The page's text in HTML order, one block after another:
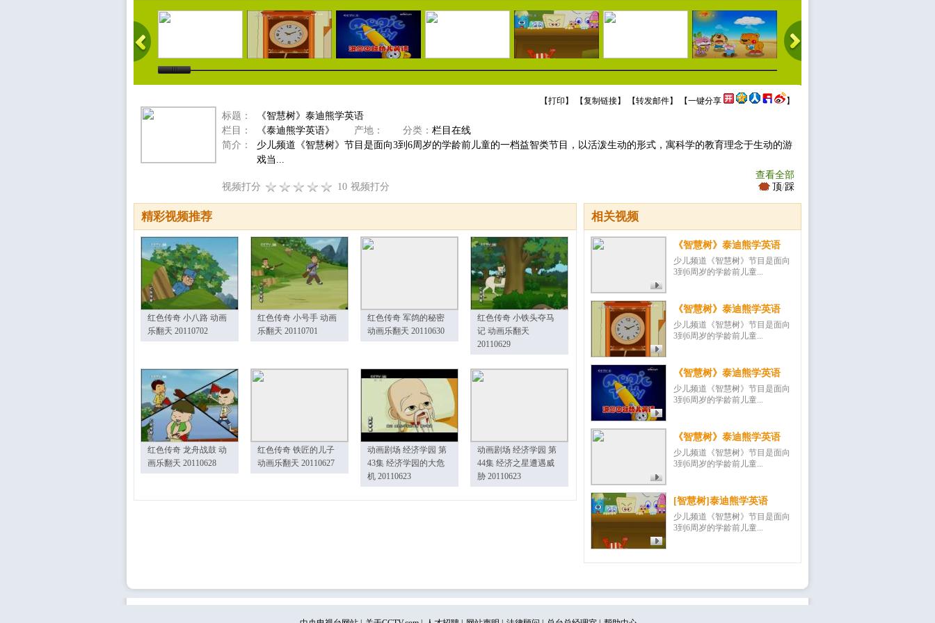
【打印 】 【复制链接】 【转发邮件】 【一键分享 】
标题：
《智慧树》泰迪熊学英语
栏目：
《泰迪熊学英语》 产地： 分类： 栏目在线
简介：
少儿频道《智慧树》节目是面向3到6周岁的学龄前儿童的一档益智类节目，以活泼生动的形式，寓科学的教育理念于生动的游
戏当...
查看全部
视频打分
10 视频打分 顶/踩
相关视频
《智慧树》泰迪熊学英语
少儿频道《智慧树》节目是面向
3到6周岁的学龄前儿童...
《智慧树》泰迪熊学英语
少儿频道《智慧树》节目是面向
3到6周岁的学龄前儿童...
《智慧树》泰迪熊学英语
少儿频道《智慧树》节目是面向
3到6周岁的学龄前儿童...
《智慧树》泰迪熊学英语
少儿频道《智慧树》节目是面向
3到6周岁的学龄前儿童...
[智慧树]泰迪熊学英语
少儿频道《智慧树》节目是面向
3到6周岁的学龄前儿童...
精彩视频推荐
红色传奇 小八路 动画
乐翻天 20110702
红色传奇 小号手 动画
乐翻天 20110701
红色传奇 军鸽的秘密
动画乐翻天 20110630
红色传奇 小铁头夺马
记 动画乐翻天
20110629
红色传奇 龙舟战鼓 动
画乐翻天 20110628
红色传奇 铁匠的儿子
动画乐翻天 20110627
动画剧场 经济学园 第
43集 经济学园的大危
机 20110623
动画剧场 经济学园 第
44集 经济之星遭遇威
胁 20110623